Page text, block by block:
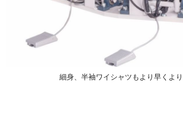
細身、半袖ワイシャツもより早くよ